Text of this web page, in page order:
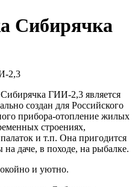
Сибирячка
2,3
ГИИ-2,3 является
создан для Российского
прибора-отопление жилых
строениях,
и т.п. Она пригодится
даче, в походе, на рыбалке.
и уютно.